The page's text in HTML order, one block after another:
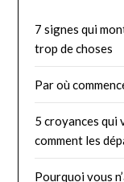
7 signes qui
trop de choses
Par où
5 croyances qui
comment les
Pourquoi vous